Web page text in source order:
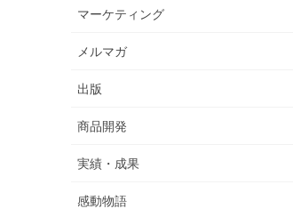
マーケティング
メルマガ
出版
商品開発
実績・成果
感動物語